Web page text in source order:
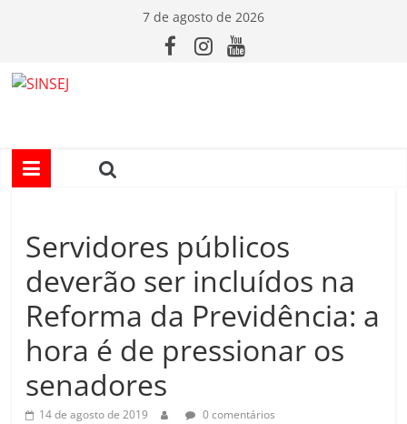
conteúdo
7 de agosto de 2026
I
S
E
Servidores públicos
deverão ser incluídos na
Reforma da Previdência: a
hora é de pressionar os
senadores
14 de agosto de 2019 0 comentários